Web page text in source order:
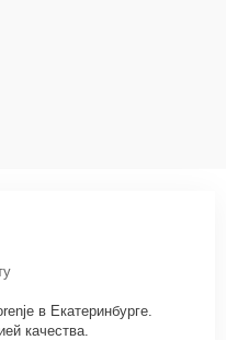
в Екатеринбурге.
качества.